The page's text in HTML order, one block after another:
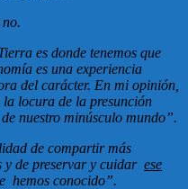
es donde tenemos que
es una experiencia
del carácter. En mi opinión,
locura de la presunción
nuestro minúsculo mundo”.
de compartir más
de preservar y cuidar ese
hemos conocido”.